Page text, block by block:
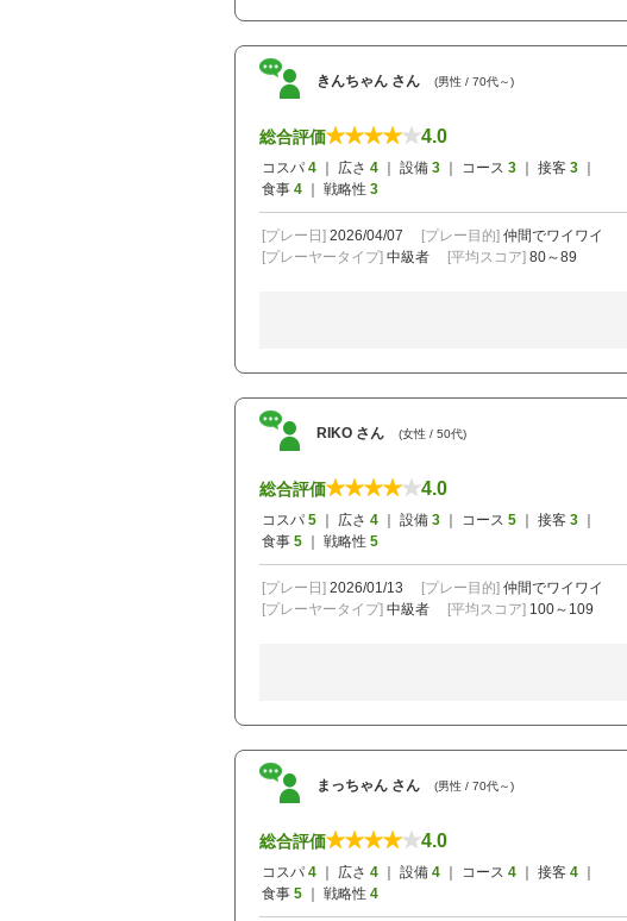
きんちゃん さん (男性 / 70代～)
総合評価 4.0
コスパ 4 ｜ 広さ 4 ｜ 設備 3 ｜ コース 3 ｜ 接客 3
食事 4 ｜ 戦略性 3
[プレー日] 2026/04/07 [プレー目的] 仲間でワイワイ
[プレーヤータイプ] 中級者 [平均スコア] 80～89
RIKO さん (女性 / 50代)
総合評価 4.0
コスパ 5 ｜ 広さ 4 ｜ 設備 3 ｜ コース 5 ｜ 接客 3
食事 5 ｜ 戦略性 5
[プレー日] 2026/01/13 [プレー目的] 仲間でワイワイ
[プレーヤータイプ] 中級者 [平均スコア] 100～109
まっちゃん さん (男性 / 70代～)
総合評価 4.0
コスパ 4 ｜ 広さ 4 ｜ 設備 4 ｜ コース 4 ｜ 接客 4
食事 5 ｜ 戦略性 4